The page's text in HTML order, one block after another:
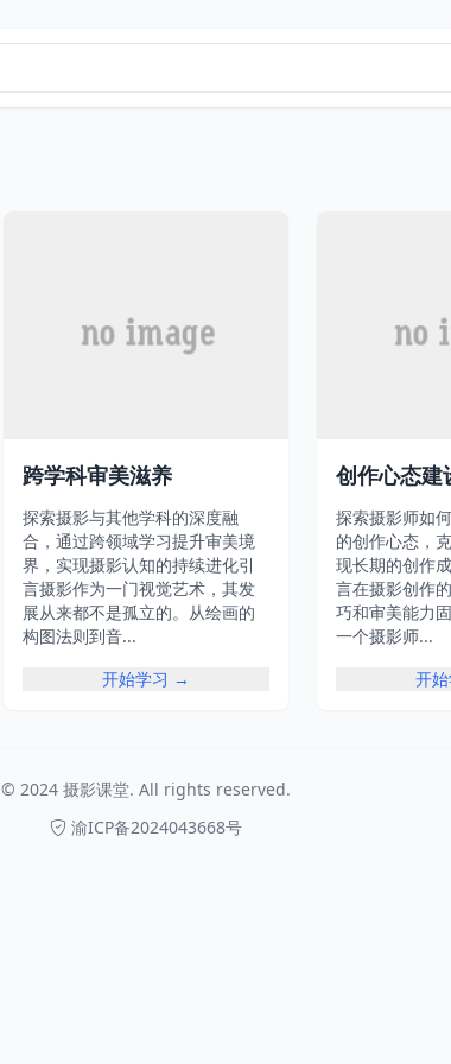
跨学科审美滋养
探索摄影与其他学科的深度融
合，通过跨领域学习提升审美境
界，实现摄影认知的持续进化引
言摄影作为一门视觉艺术，其发
展从来都不是孤立的。从绘画的
构图法则到音...
开始学习 →
创作心态建
探索摄影师如
的创作心态，
现长期的创作
言在摄影创作
巧和审美能力
一个摄影师...
开
© 2024 摄影课堂. All rights reserved.
渝ICP备2024043668号